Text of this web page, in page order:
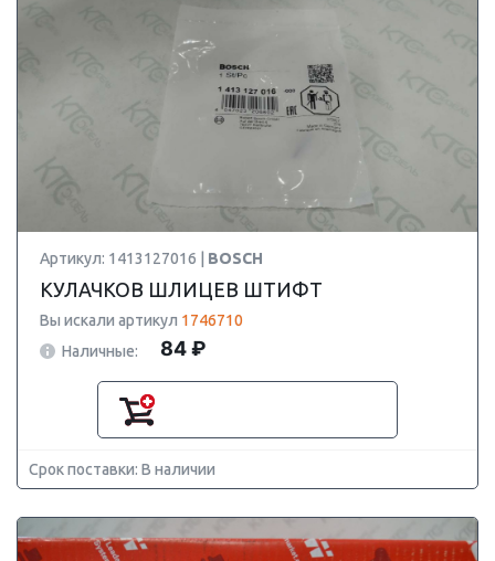
Артикул: 1413127016 | BOSCH
КУЛАЧКОВ ШЛИЦЕВ ШТИФТ
Вы искали артикул 1746710
Наличные:
84 ₽
Срок поставки: В наличии